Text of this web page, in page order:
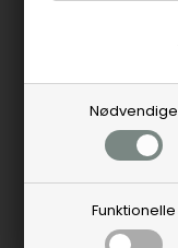
Nødvendige
Funktionelle